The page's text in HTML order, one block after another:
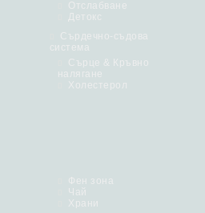
Отслабване
Детокс
Сърдечно-съдова
система
Сърце & Кръвно
налягане
Холестерол
Фен зона
Чай
Храни